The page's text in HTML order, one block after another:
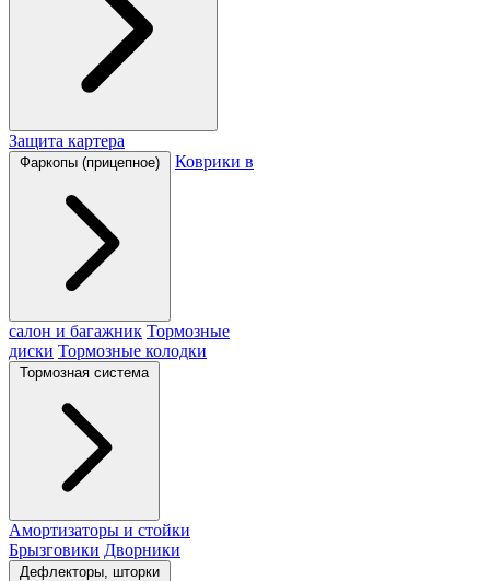
Защита картера
Фаркопы (прицепное) Коврики в
салон и багажник Тормозные
диски Тормозные колодки
Тормозная система
Амортизаторы и стойки
Брызговики Дворники
Дефлекторы, шторки